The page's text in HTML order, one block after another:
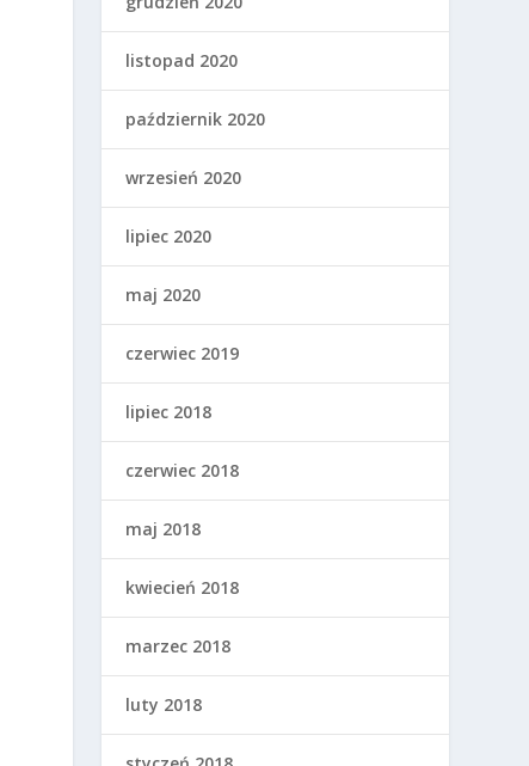
listopad 2020
październik 2020
wrzesień 2020
lipiec 2020
maj 2020
czerwiec 2019
lipiec 2018
czerwiec 2018
maj 2018
kwiecień 2018
marzec 2018
luty 2018